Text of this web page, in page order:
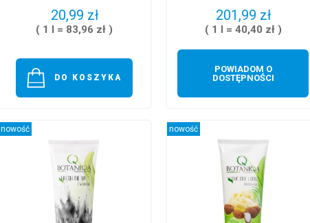
20,99 zł
( 1 l = 83,96 zł )
DO KOSZYKA
201,99 zł
( 1 l = 40,40 zł )
POWIADOM O
DOSTĘPNOŚCI
nowość nowość